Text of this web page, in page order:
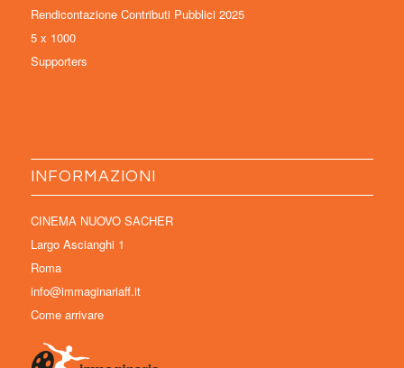
Rendicontazione Contributi Pubblici 2025
5 x 1000
Supporters
INFORMAZIONI
CINEMA NUOVO SACHER
Largo Ascianghi 1
Roma
info@immaginariaff.it
Come arrivare